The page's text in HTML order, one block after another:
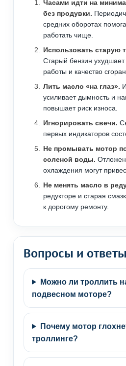
Часами идти на
без продувки.
средних оборотах
работать чище.
Использовать старую
Старый бензин ухудшает
работы и качество
Лить масло «на глаз».
усиливает дымность и
повышает риск износа.
Игнорировать свечи.
первых индикаторов
Не промывать мотор
соленой воды.
охлаждения могут
Не менять масло в
редукторе и старая
к дорогому ремонту.
Вопросы и ответы
Можно ли троллить
подвесном моторе?
Почему мотор
троллинге?